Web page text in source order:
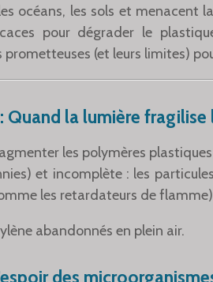
océans, les sols et menacent
pour dégrader le
(et leurs limites)
la lumière fragilise
les polymères
et incomplète : les
les retardateurs de
abandonnés en plein air.